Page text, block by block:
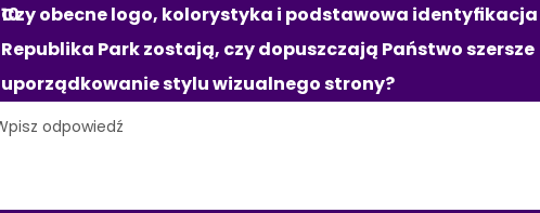
Czy obecne logo, kolorystyka i podstawowa identyfikacja
Republika Park zostają, czy dopuszczają Państwo szersze
uporządkowanie stylu wizualnego strony?